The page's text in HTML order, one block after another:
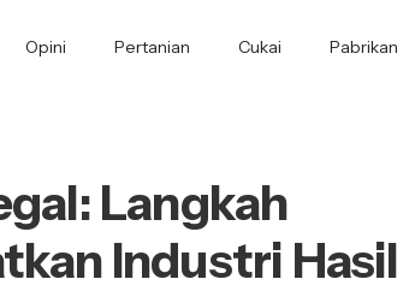
Opini Pertanian Cukai Pabrikan
Langkah
Industri Hasil